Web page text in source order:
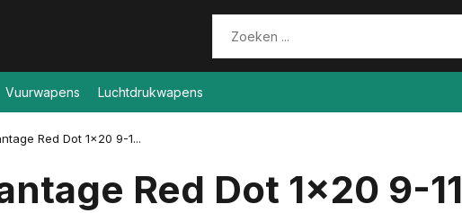
Vuurwapens Luchtdrukwapens
Red Dot 1x20 9-1...
Red Dot 1x20 9-11